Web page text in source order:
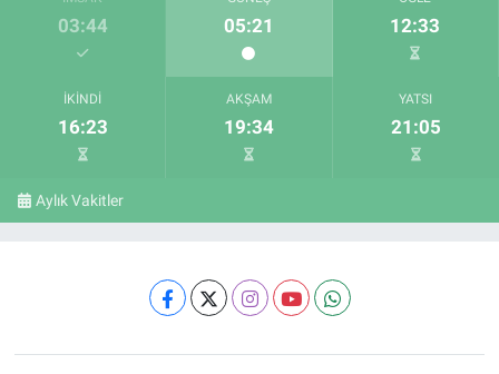
03:44 05:21 12:33
İKINDI
16:23
AKŞAM
19:34
YATSI
21:05
Aylık Vakitler